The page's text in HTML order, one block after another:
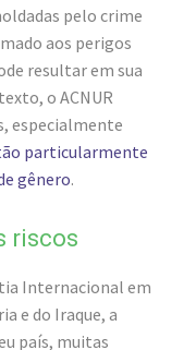
pelo crime
aos perigos
resultar em sua
o ACNUR
especialmente
particularmente
gênero.
riscos
Internacional em
e do Iraque, a
país, muitas